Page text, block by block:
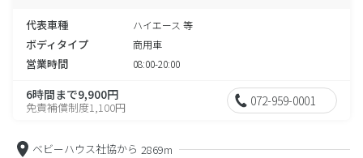
代表車種 ハイエース 等
ボディタイプ 商用車
営業時間 08:00-20:00
6時間まで9,900円
免責補償制度1,100円 072-959-0001
ベビーハウス社協から 2869m